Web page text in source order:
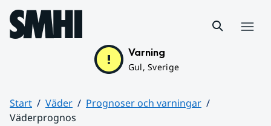
Hoppa till sidans innehåll
Varning
Gul, Sverige
Start Väder
Prognoser och varningar
Väderprognos